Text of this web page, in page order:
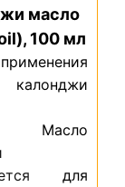
масло
100 мл
Масло
для